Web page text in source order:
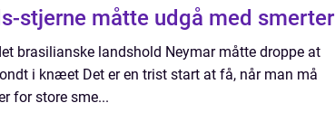
stjerne måtte udgå med smerter
brasilianske landshold Neymar måtte droppe at
i knæet Det er en trist start at få, når man må
for store sme...